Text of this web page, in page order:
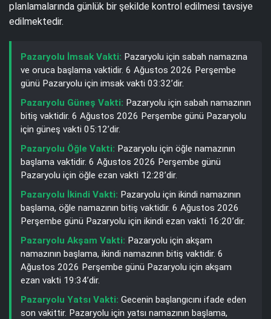
planlamalarında günlük bir şekilde kontrol edilmesi tavsiye
edilmektedir.
Pazaryolu İmsak Vakti: Pazaryolu için sabah namazına
ve oruca başlama vaktidir. 6 Ağustos 2026 Perşembe
günü Pazaryolu için imsak vakti 03:32’dir.
Pazaryolu Güneş Vakti: Pazaryolu için sabah namazının
bitiş vaktidir. 6 Ağustos 2026 Perşembe günü Pazaryolu
için güneş vakti 05:12’dir.
Pazaryolu Öğle Vakti: Pazaryolu için öğle namazının
başlama vaktidir. 6 Ağustos 2026 Perşembe günü
Pazaryolu için öğle ezan vakti 12:28’dir.
Pazaryolu İkindi Vakti: Pazaryolu için ikindi namazının
başlama, öğle namazının bitiş vaktidir. 6 Ağustos 2026
Perşembe günü Pazaryolu için ikindi ezan vakti 16:20’dir.
Pazaryolu Akşam Vakti: Pazaryolu için akşam
namazının başlama, ikindi namazının bitiş vaktidir. 6
Ağustos 2026 Perşembe günü Pazaryolu için akşam
ezan vakti 19:34’dir.
Pazaryolu Yatsı Vakti: Gecenin başlangıcını ifade eden
son vakittir. Pazaryolu için yatsı namazının başlama,